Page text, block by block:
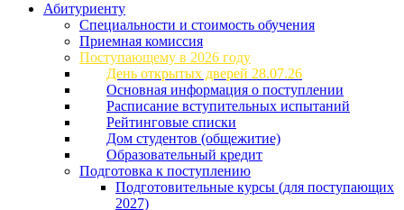
Абитуриенту
Специальности и стоимость обучения
Приемная комиссия
Поступающему в 2026 году
День открытых дверей 28.07.26
Основная информация о поступлении
Расписание вступительных испытаний
Рейтинговые списки
Дом студентов (общежитие)
Образовательный кредит
Подготовка к поступлению
Подготовительные курсы (для поступающих
2027)